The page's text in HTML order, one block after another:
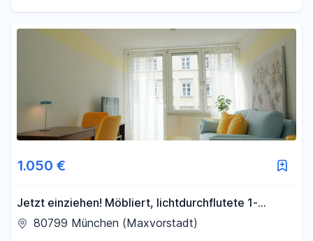
1.050 €
Jetzt einziehen! Möbliert, lichtdurchflutete 1-
Zimmer Wohnung neben der Uni! Jetzt anfragen!
80799 München (Maxvorstadt)